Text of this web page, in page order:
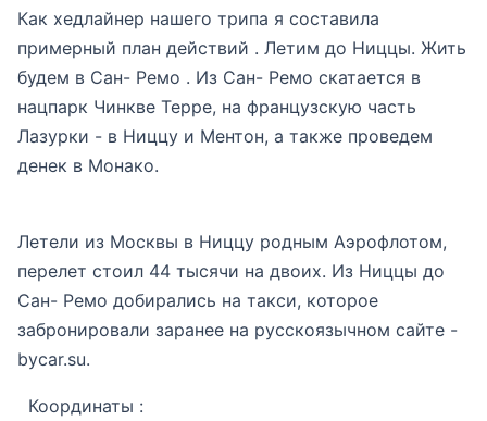
Как хедлайнер нашего трипа я составила
примерный план действий . Летим до Ниццы. Жить
будем в Сан- Ремо . Из Сан- Ремо скатается в
нацпарк Чинкве Терре, на французскую часть
Лазурки - в Ниццу и Ментон, а также проведем
денек в Монако.
Летели из Москвы в Ниццу родным Аэрофлотом,
перелет стоил 44 тысячи на двоих. Из Ниццы до
Сан- Ремо добирались на такси, которое
забронировали заранее на русскоязычном сайте -
bycar.su.
Координаты :